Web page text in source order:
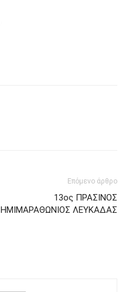
Επόμενο άρθρο
13ος ΠΡΑΣΙΝΟΣ
ΗΜΙΜΑΡΑΘΩΝΙΟΣ ΛΕΥΚΑΔΑΣ